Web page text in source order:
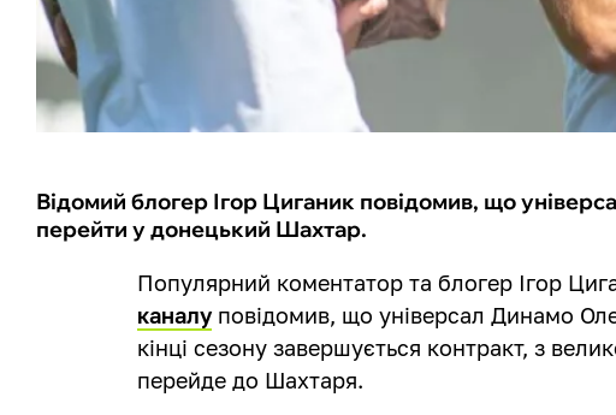
Відомий блогер Ігор Циганик повідомив, що
перейти у донецький Шахтар.
Популярний коментатор та блогер Ігор
каналуповідомив, що універсал Динамо
кінці сезону завершується контракт, з
перейде до Шахтаря.